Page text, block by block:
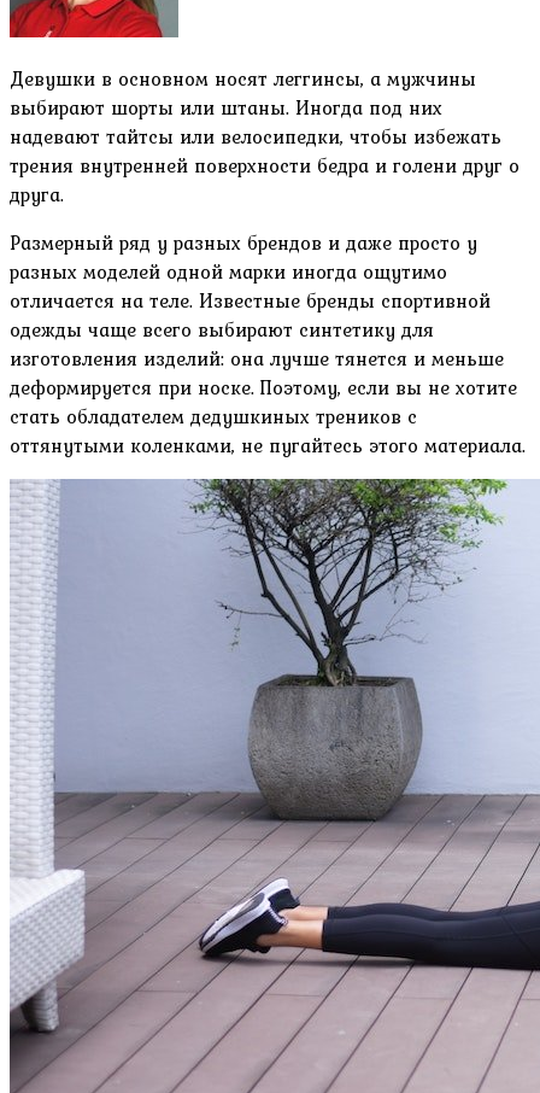
Девушки в основном носят леггинсы, а мужчины
выбирают шорты или штаны. Иногда под них
надевают тайтсы или велосипедки, чтобы избежать
трения внутренней поверхности бедра и голени друг о
друга.
Размерный ряд у разных брендов и даже просто у
разных моделей одной марки иногда ощутимо
отличается на теле. Известные бренды спортивной
одежды чаще всего выбирают синтетику для
изготовления изделий: она лучше тянется и меньше
деформируется при носке. Поэтому, если вы не хотите
стать обладателем дедушкиных треников с
оттянутыми коленками, не пугайтесь этого материала.